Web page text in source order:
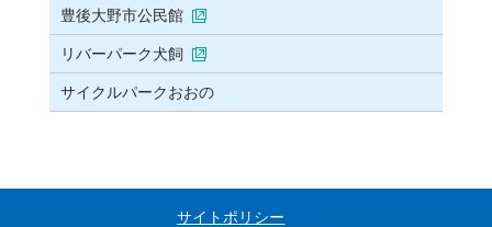
豊後大野市公民館
リバーパーク犬飼
サイクルパークおおの
サイトポリシー